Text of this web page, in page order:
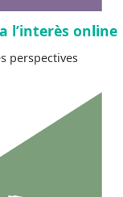
l’interès online
perspectives